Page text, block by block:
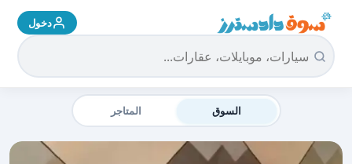
سوق دادسترز الرئيسية دخول
السوق المتاجر